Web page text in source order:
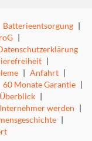
Batterieentsorgung |
|
|
| Anfahrt |
60 Monate Garantie |
|
werden |
|